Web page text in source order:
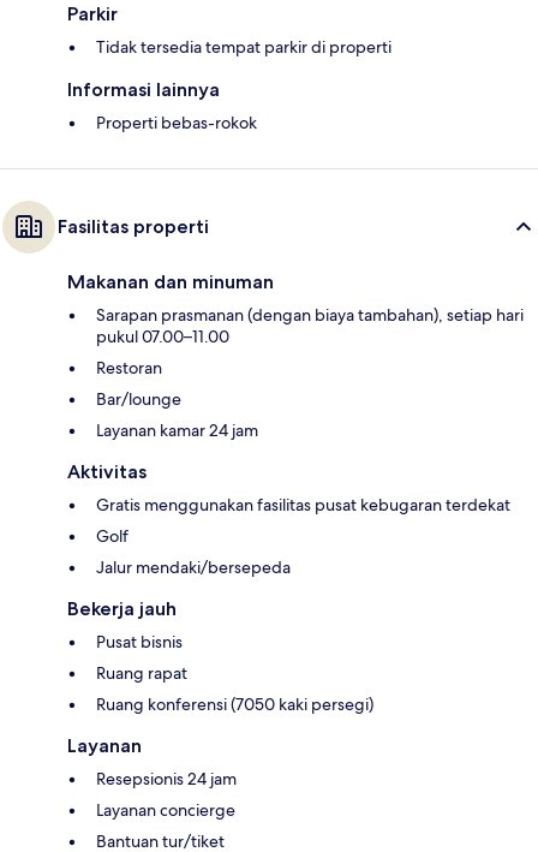
Parkir
Tidak tersedia tempat parkir di properti
Informasi lainnya
Properti bebas-rokok
Fasilitas properti
Makanan dan minuman
Sarapan prasmanan (dengan biaya tambahan), setiap hari
pukul 07.00–11.00
Restoran
Bar/lounge
Layanan kamar 24 jam
Aktivitas
Gratis menggunakan fasilitas pusat kebugaran terdekat
Golf
Jalur mendaki/bersepeda
Bekerja jauh
Pusat bisnis
Ruang rapat
Ruang konferensi (7050 kaki persegi)
Layanan
Resepsionis 24 jam
Layanan concierge
Bantuan tur/tiket